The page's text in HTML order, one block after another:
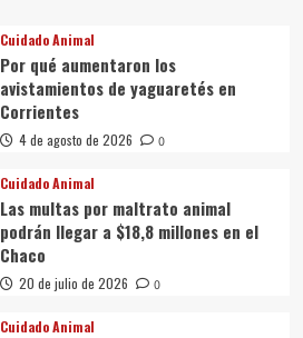
Cuidado Animal
Por qué aumentaron los
avistamientos de yaguaretés en
Corrientes
4 de agosto de 2026 0
Cuidado Animal
Las multas por maltrato animal
podrán llegar a $18,8 millones en el
Chaco
20 de julio de 2026 0
Cuidado Animal